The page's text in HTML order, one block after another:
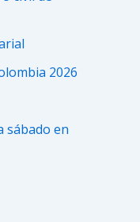
2026
sábado en